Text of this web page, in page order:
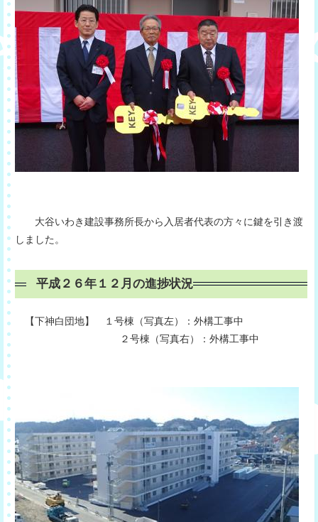
大谷いわき建設事務所長から入居者代表の方々に鍵を引き渡
しました。
平成２６年１２月の進捗状況
【下神白団地】 １号棟（写真左）：外構工事中
２号棟（写真右）：外構工事中